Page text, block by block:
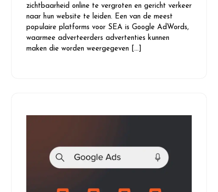
zichtbaarheid online te vergroten en gericht verkeer
naar hun website te leiden. Een van de meest
populaire platforms voor SEA is Google AdWords,
waarmee adverteerders advertenties kunnen
maken die worden weergegeven […]